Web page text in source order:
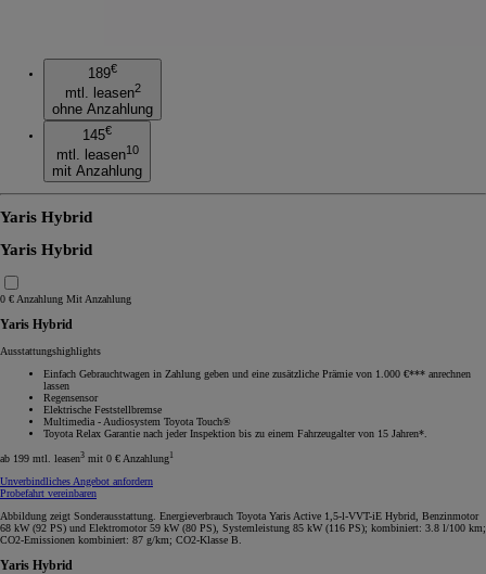
189€
mtl. leasen2
ohne Anzahlung
145€
mtl. leasen10
mit Anzahlung
Yaris Hybrid
Yaris Hybrid
0 € Anzahlung Mit Anzahlung
Yaris Hybrid
Ausstattungshighlights
Einfach Gebrauchtwagen in Zahlung geben und eine zusätzliche Prämie von 1.000 €*** anrechnen
lassen
Regensensor
Elektrische Feststellbremse
Multimedia - Audiosystem Toyota Touch®
Toyota Relax Garantie nach jeder Inspektion bis zu einem Fahrzeugalter von 15 Jahren*.
ab 199 mtl. leasen3 mit 0 € Anzahlung1
Unverbindliches Angebot anfordern
Probefahrt vereinbaren
Abbildung zeigt Sonderausstattung. Energieverbrauch Toyota Yaris Active 1,5-l-VVT-iE Hybrid, Benzinmotor
68 kW (92 PS) und Elektromotor 59 kW (80 PS), Systemleistung 85 kW (116 PS); kombiniert: 3.8 l/100 km;
CO2-Emissionen kombiniert: 87 g/km; CO2-Klasse B.
Yaris Hybrid